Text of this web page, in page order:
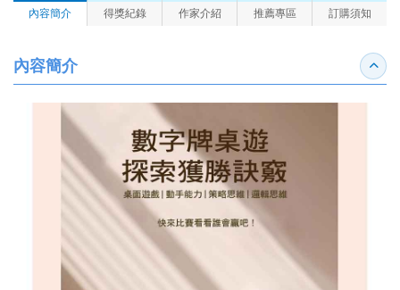
內容簡介 得獎紀錄 作家介紹 推薦專區 訂購須知
內容簡介 收合